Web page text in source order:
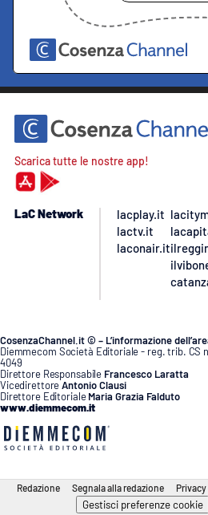
Scarica tutte le nostre app!
LaC Network
lacplay.it
lactv.it
laconair.it
CosenzaChannel.it © – L’informazione
Diemmecom Società Editoriale - reg. trib. CS
4049
Direttore Responsabile Francesco Laratta
VicedirettoreAntonio Clausi
Direttore Editoriale Maria Grazia Falduto
www.diemmecom.it
Redazione Segnala alla redazione Privacy
Gestisci preferenze cookie